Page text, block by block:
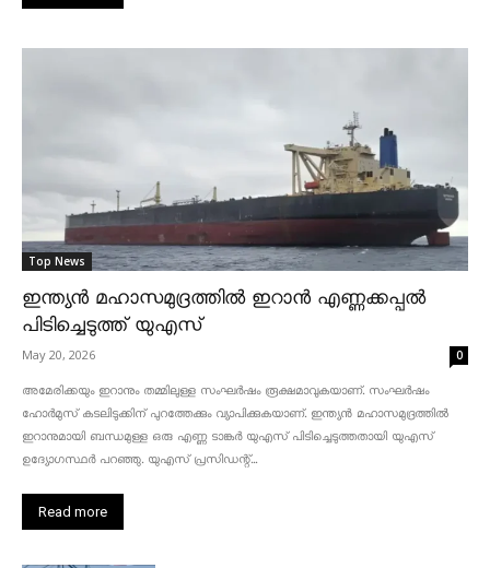
Top News
ഇന്ത്യൻ മഹാസമുദ്രത്തിൽ ഇറാൻ എണ്ണക്കപ്പൽ
പിടിച്ചെടുത്ത് യുഎസ്
May 20, 2026 0
അമേരിക്കയും ഇറാനും തമ്മിലുള്ള സംഘർഷം രൂക്ഷമാവുകയാണ്. സംഘർഷം
ഹോർമുസ് കടലിടുക്കിന് പുറത്തേക്കും വ്യാപിക്കുകയാണ്. ഇന്ത്യൻ മഹാസമുദ്രത്തിൽ
ഇറാനുമായി ബന്ധമുള്ള ഒരു എണ്ണ ടാങ്കർ യുഎസ് പിടിച്ചെടുത്തതായി യുഎസ്
ഉദ്യോഗസ്ഥർ പറഞ്ഞു. യുഎസ് പ്രസിഡന്റ്...
Read more